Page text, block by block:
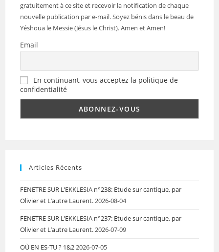
gratuitement à ce site et recevoir la notification de chaque
nouvelle publication par e-mail. Soyez bénis dans le beau de
Yéshoua le Messie (Jésus le Christ). Amen et Amen!
Email
En continuant, vous acceptez la politique de
confidentialité
Articles Récents
FENETRE SUR L’EKKLESIA n°238: Etude sur cantique, par
Olivier et L’autre Laurent. 2026-08-04
FENETRE SUR L’EKKLESIA n°237: Etude sur cantique, par
Olivier et L’autre Laurent. 2026-07-09
OÙ EN ES-TU ? 1&2 2026-07-05